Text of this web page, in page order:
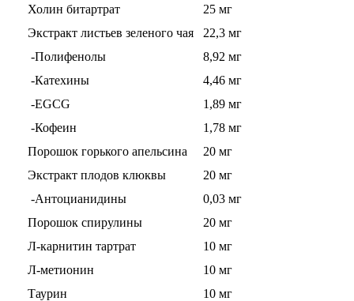
Подарочные сертификаты
Полезные продукты
НАЗАД
Снеки и шоколад
Соусы и Топпинги
Распродажа!
Распродажа NOW
Холин битартрат
25 мг
Экстракт листьев зеленого чая
22,3 мг
-Полифенолы
8,92 мг
-Катехины
4,46 мг
-EGCG
1,89 мг
-Кофеин
1,78 мг
Порошок горького апельсина
20 мг
Экстракт плодов клюквы
20 мг
-Антоцианидины
0,03 мг
Порошок спирулины
20 мг
Л-карнитин тартрат
10 мг
Л-метионин
10 мг
Таурин
10 мг